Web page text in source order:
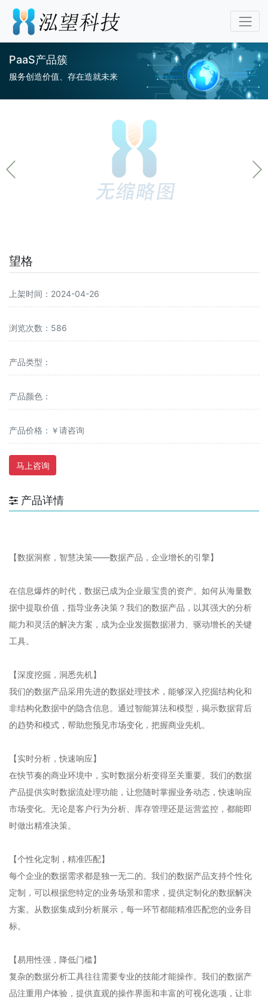
PaaS产品簇
服务创造价值、存在造就未来
望格
上架时间：2024-04-26
浏览次数：586
产品类型：
产品颜色：
产品价格：￥请咨询
马上咨询
产品详情
【数据洞察，智慧决策——数据产品，企业增长的引擎】
在信息爆炸的时代，数据已成为企业最宝贵的资产。如何从海量数
据中提取价值，指导业务决策？我们的数据产品，以其强大的分析
能力和灵活的解决方案，成为企业发掘数据潜力、驱动增长的关键
工具。
【深度挖掘，洞悉先机】
我们的数据产品采用先进的数据处理技术，能够深入挖掘结构化和
非结构化数据中的隐含信息。通过智能算法和模型，揭示数据背后
的趋势和模式，帮助您预见市场变化，把握商业先机。
【实时分析，快速响应】
在快节奏的商业环境中，实时数据分析变得至关重要。我们的数据
产品提供实时数据流处理功能，让您随时掌握业务动态，快速响应
市场变化。无论是客户行为分析、库存管理还是运营监控，都能即
时做出精准决策。
【个性化定制，精准匹配】
每个企业的数据需求都是独一无二的。我们的数据产品支持个性化
定制，可以根据您特定的业务场景和需求，提供定制化的数据解决
方案。从数据集成到分析展示，每一环节都能精准匹配您的业务目
标。
【易用性强，降低门槛】
复杂的数据分析工具往往需要专业的技能才能操作。我们的数据产
品注重用户体验，提供直观的操作界面和丰富的可视化选项，让非